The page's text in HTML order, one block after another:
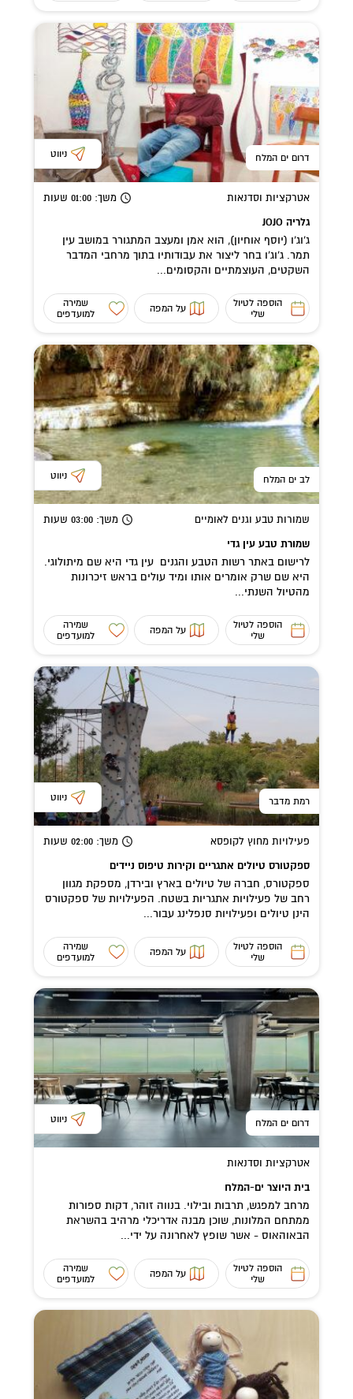
דרום ים המלח ניווט
אטרקציות וסדנאות משך: 01:00 שעות
גלריה JOJO
ג’וג’ו (יוסף אוחיון), הוא אמן ומעצב המתגורר במושב עין
תמר. ג'וג'ו בחר ליצור את עבודותיו בתוך מרחבי המדבר
השקטים, העוצמתיים והקסומים...
הוספה לטיול
שלי
על המפה
שמירה
למועדפים
לב ים המלח ניווט
שמורות טבע וגנים לאומיים משך: 03:00 שעות
שמורת טבע עין גדי
לרישום באתר רשות הטבע והגנים עין גדי היא שם מיתולוגי.
היא שם שרק אומרים אותו ומיד עולים בראש זיכרונות
מהטיול השנתי...
הוספה לטיול
שלי
על המפה
שמירה
למועדפים
רמת מדבר ניווט
פעילויות מחוץ לקופסא משך: 02:00 שעות
ספקטורס טיולים אתגריים וקירות טיפוס ניידים
ספקטורס, חברה של טיולים בארץ ובירדן, מספקת מגוון
רחב של פעילויות אתגריות בשטח. הפעילויות של ספקטורס
הינן טיולים ופעילויות סנפלינג עבור...
הוספה לטיול
שלי
על המפה
שמירה
למועדפים
דרום ים המלח ניווט
אטרקציות וסדנאות
בית היוצר ים-המלח
מרחב למפגש, תרבות ובילוי. בנווה זוהר, דקות ספורות
ממתחם המלונות, שוכן מבנה אדריכלי מרהיב בהשראת
הבאוהאוס - אשר שופץ לאחרונה על ידי...
הוספה לטיול
שלי
על המפה
שמירה
למועדפים